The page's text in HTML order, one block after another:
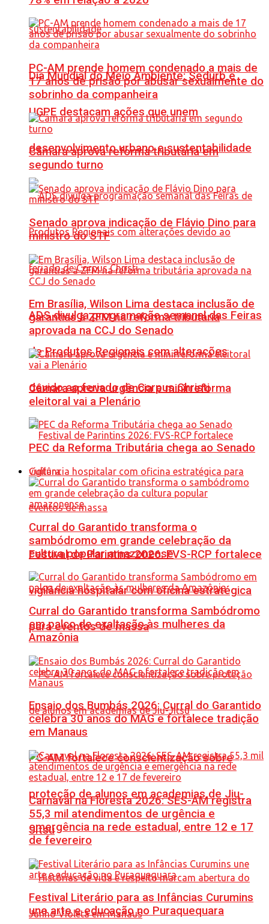
Dia Mundial do Meio Ambiente: Sedurb e
UGPE destacam ações que unem
desenvolvimento urbano e sustentabilidade
ADS divulga programação semanal das Feiras
de Produtos Regionais com alterações
devido ao feriado de Corpus Christi
Festival de Parintins 2026: FVS-RCP fortalece
vigilância hospitalar com oficina estratégica
para eventos de massa
PC-AM fortalece conscientização sobre
proteção de alunos em academias de Jiu-
Jítsu
PC-AM prende homem condenado a mais de
17 anos de prisão por abusar sexualmente do
sobrinho da companheira
Câmara aprova reforma tributária em
segundo turno
Senado aprova indicação de Flávio Dino para
ministro do STF
Em Brasília, Wilson Lima destaca inclusão de
garantias à ZFM na reforma tributária
aprovada na CCJ do Senado
Câmara aprova urgência e minirreforma
eleitoral vai a Plenário
PEC da Reforma Tributária chega ao Senado
Cultura
Curral do Garantido transforma o
sambódromo em grande celebração da
cultura popular amazonense
Curral do Garantido transforma Sambódromo
em palco de exaltação às mulheres da
Amazônia
Ensaio dos Bumbás 2026: Curral do Garantido
celebra 30 anos do MAG e fortalece tradição
em Manaus
Carnaval na Floresta 2026: SES-AM registra
55,3 mil atendimentos de urgência e
emergência na rede estadual, entre 12 e 17
de fevereiro
Festival Literário para as Infâncias Curumins
une arte e educação no Puraquequara